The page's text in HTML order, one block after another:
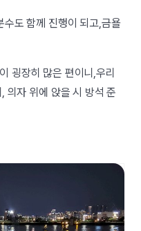
도 함께 진행이 되고,금욜
굉장히 많은 편이니,우리
의자 위에 앉을 시 방석 준